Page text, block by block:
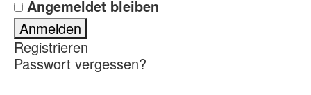
Angemeldet bleiben
Registrieren
Passwort vergessen?